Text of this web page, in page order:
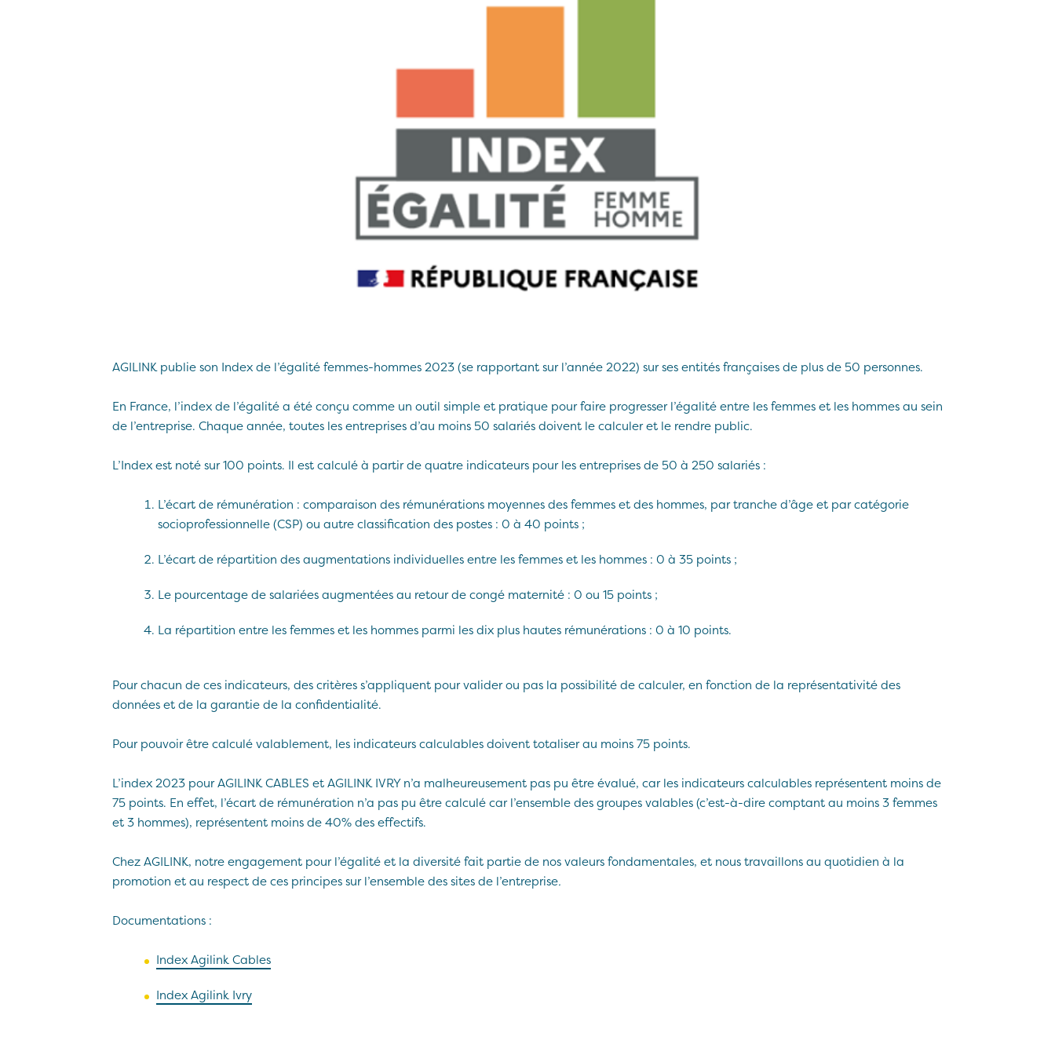
AGILINK publie son Index de l’égalité femmes-hommes 2023 (se rapportant sur l’année 2022) sur ses entités françaises de plus de 50 personnes.
En France, l’index de l’égalité a été conçu comme un outil simple et pratique pour faire progresser l’égalité entre les femmes et les hommes au sein
de l’entreprise. Chaque année, toutes les entreprises d’au moins 50 salariés doivent le calculer et le rendre public.
L’Index est noté sur 100 points. Il est calculé à partir de quatre indicateurs pour les entreprises de 50 à 250 salariés :
L’écart de rémunération : comparaison des rémunérations moyennes des femmes et des hommes, par tranche d’âge et par catégorie
socioprofessionnelle (CSP) ou autre classification des postes : 0 à 40 points ;
L’écart de répartition des augmentations individuelles entre les femmes et les hommes : 0 à 35 points ;
Le pourcentage de salariées augmentées au retour de congé maternité : 0 ou 15 points ;
La répartition entre les femmes et les hommes parmi les dix plus hautes rémunérations : 0 à 10 points.
Pour chacun de ces indicateurs, des critères s’appliquent pour valider ou pas la possibilité de calculer, en fonction de la représentativité des
données et de la garantie de la confidentialité.
Pour pouvoir être calculé valablement, les indicateurs calculables doivent totaliser au moins 75 points.
L’index 2023 pour AGILINK CABLES et AGILINK IVRY n’a malheureusement pas pu être évalué, car les indicateurs calculables représentent moins de
75 points. En effet, l’écart de rémunération n’a pas pu être calculé car l’ensemble des groupes valables (c’est-à-dire comptant au moins 3 femmes
et 3 hommes), représentent moins de 40% des effectifs.
Chez AGILINK, notre engagement pour l’égalité et la diversité fait partie de nos valeurs fondamentales, et nous travaillons au quotidien à la
promotion et au respect de ces principes sur l’ensemble des sites de l’entreprise.
Documentations :
Index Agilink Cables
Index Agilink Ivry